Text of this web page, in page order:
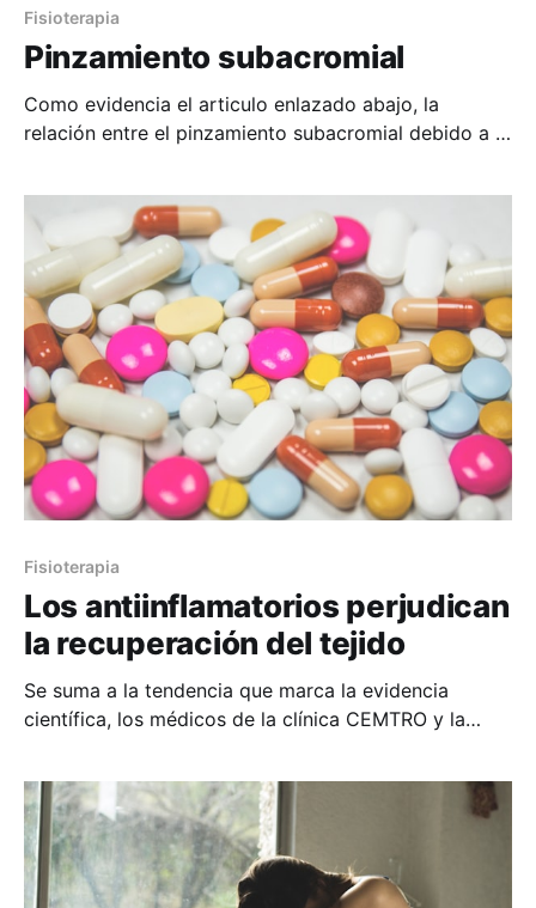
Fisioterapia
Pinzamiento subacromial
Como evidencia el articulo enlazado abajo, la
relación entre el pinzamiento subacromial debido a la
hombro, por la posible compresión de la raíz de C5,
es un factor determinante a tener en cuenta cuando
se manifiestan signos clínicos asociados a
radiculopatías, en patologías de
Fisioterapia
Los antiinflamatorios perjudican
la recuperación del tejido
Se suma a la tendencia que marca la evidencia
científica, los médicos de la clínica CEMTRO y la
(FEMEDE), sobre la importancia de regular y no
eliminar el proceso inflamatorio como una de las
fases de reparación de los tejidos dañados. Los
motivos que